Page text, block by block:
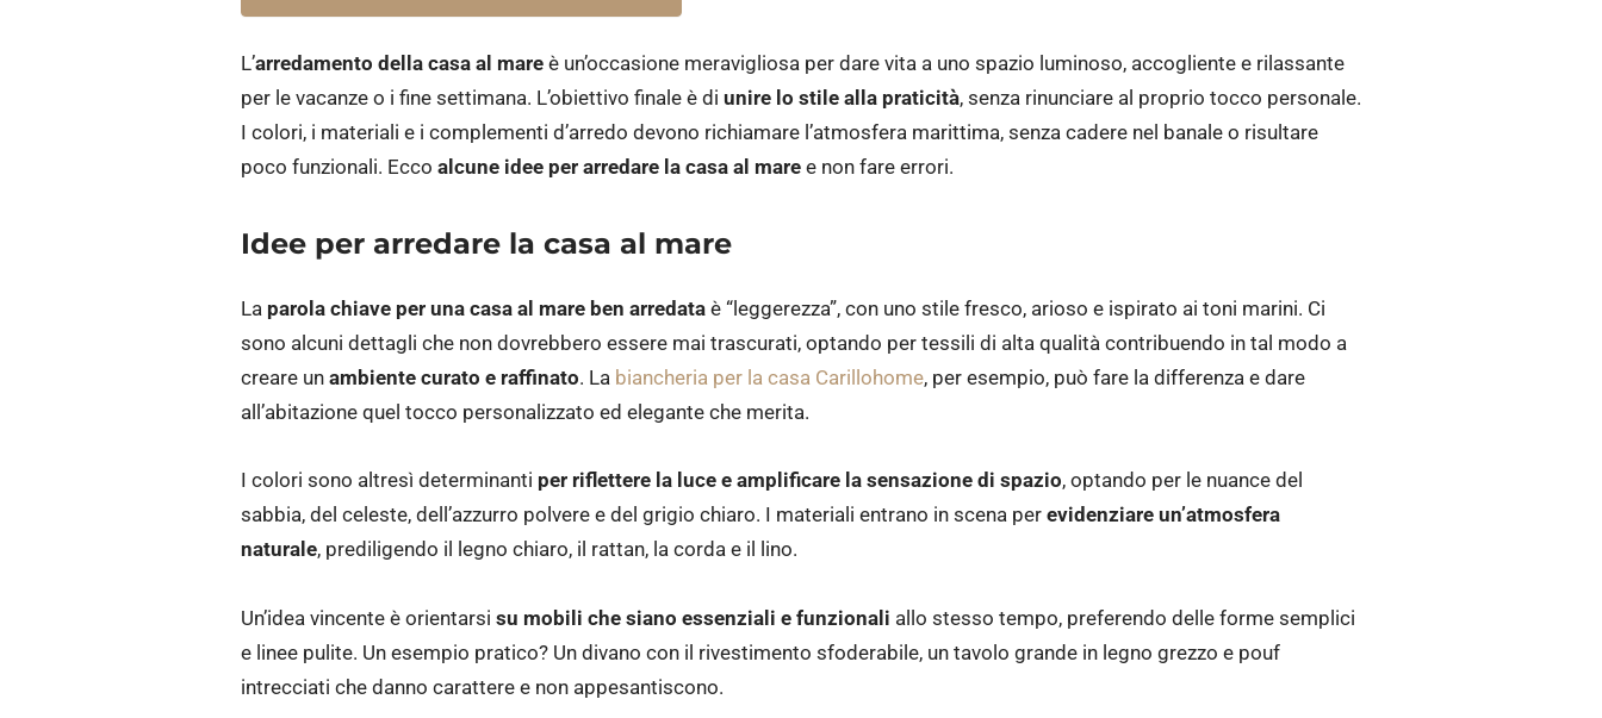
L’arredamento della casa al mare è un’occasione meravigliosa per dare vita a uno spazio luminoso, accogliente e rilassante
per le vacanze o i fine settimana. L’obiettivo finale è di unire lo stile alla praticità, senza rinunciare al proprio tocco personale.
I colori, i materiali e i complementi d’arredo devono richiamare l’atmosfera marittima, senza cadere nel banale o risultare
poco funzionali. Ecco alcune idee per arredare la casa al mare e non fare errori.
Idee per arredare la casa al mare
La parola chiave per una casa al mare ben arredata è “leggerezza”, con uno stile fresco, arioso e ispirato ai toni marini. Ci
sono alcuni dettagli che non dovrebbero essere mai trascurati, optando per tessili di alta qualità contribuendo in tal modo a
creare un ambiente curato e raffinato. La biancheria per la casa Carillohome, per esempio, può fare la differenza e dare
all’abitazione quel tocco personalizzato ed elegante che merita.
I colori sono altresì determinanti per riflettere la luce e amplificare la sensazione di spazio, optando per le nuance del
sabbia, del celeste, dell’azzurro polvere e del grigio chiaro. I materiali entrano in scena per evidenziare un’atmosfera
naturale, prediligendo il legno chiaro, il rattan, la corda e il lino.
Un’idea vincente è orientarsi su mobili che siano essenziali e funzionali allo stesso tempo, preferendo delle forme semplici
e linee pulite. Un esempio pratico? Un divano con il rivestimento sfoderabile, un tavolo grande in legno grezzo e pouf
intrecciati che danno carattere e non appesantiscono.